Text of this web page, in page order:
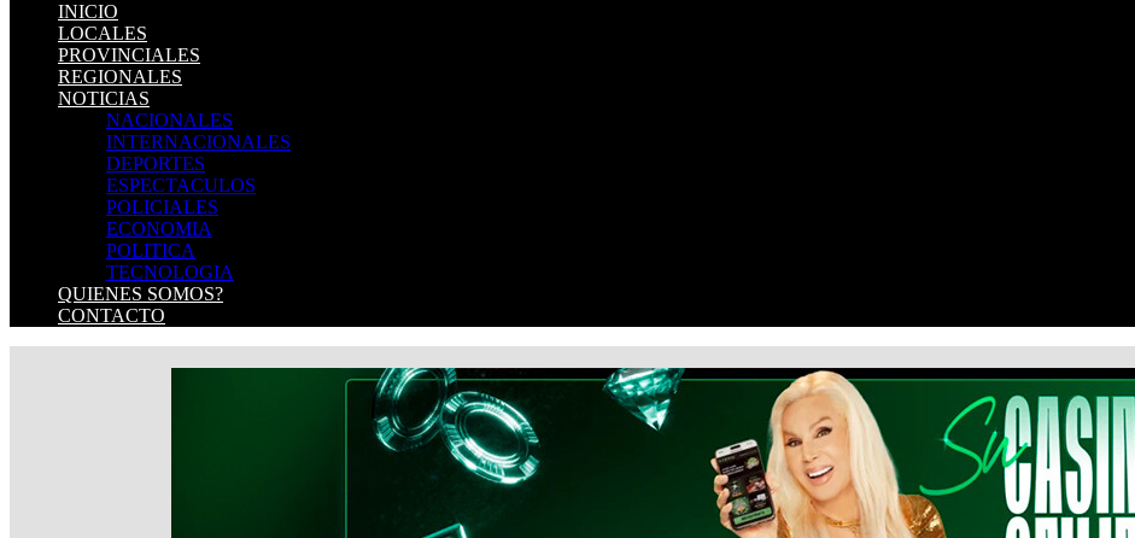
INICIO
LOCALES
PROVINCIALES
REGIONALES
NOTICIAS
NACIONALES
INTERNACIONALES
DEPORTES
ESPECTACULOS
POLICIALES
ECONOMIA
POLITICA
TECNOLOGIA
QUIENES SOMOS?
CONTACTO